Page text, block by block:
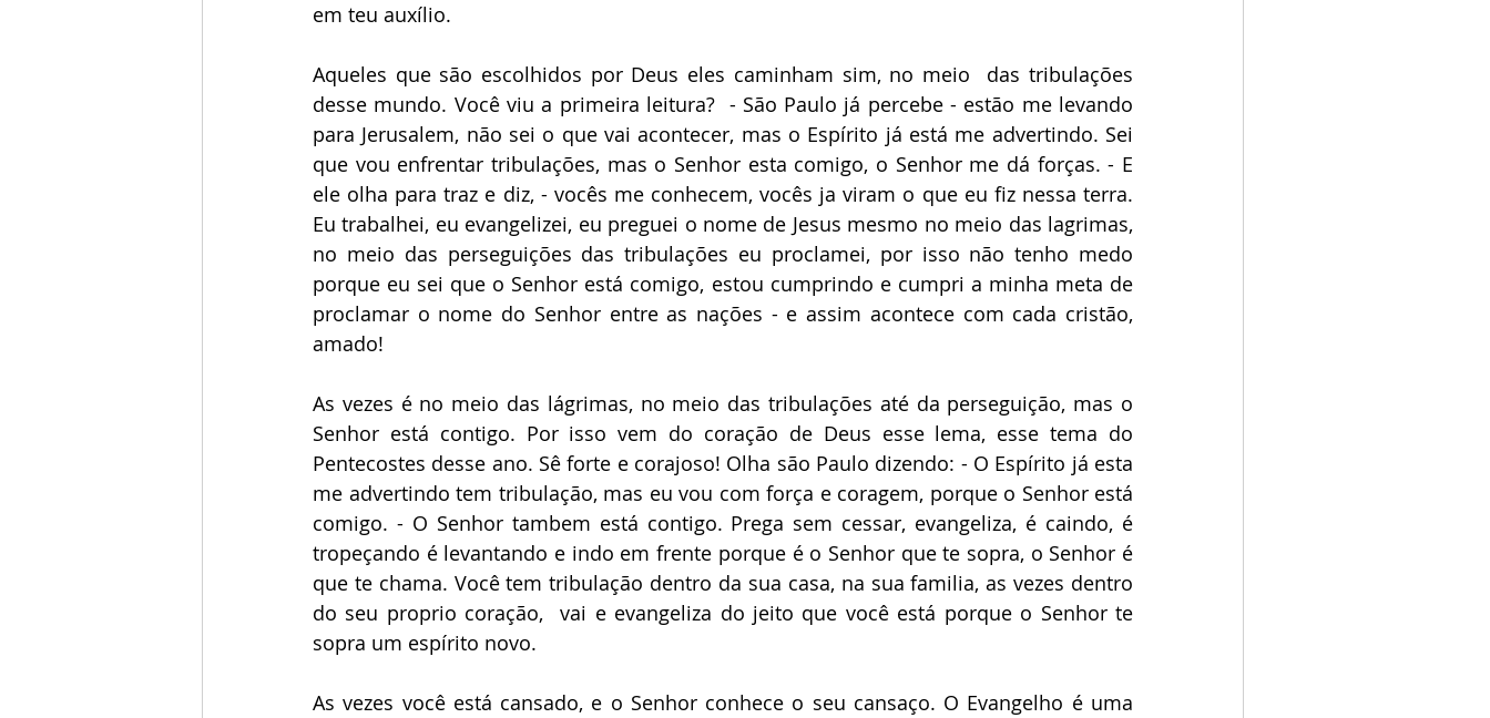
em teu auxílio.
Aqueles que são escolhidos por Deus eles caminham sim, no meio  das tribulações
desse mundo. Você viu a primeira leitura?  - São Paulo já percebe - estão me levando
para Jerusalem, não sei o que vai acontecer, mas o Espírito já está me advertindo. Sei
que vou enfrentar tribulações, mas o Senhor esta comigo, o Senhor me dá forças. - E
ele olha para traz e diz, - vocês me conhecem, vocês ja viram o que eu fiz nessa terra.
Eu trabalhei, eu evangelizei, eu preguei o nome de Jesus mesmo no meio das lagrimas,
no meio das perseguições das tribulações eu proclamei, por isso não tenho medo
porque eu sei que o Senhor está comigo, estou cumprindo e cumpri a minha meta de
proclamar o nome do Senhor entre as nações - e assim acontece com cada cristão,
amado!
As vezes é no meio das lágrimas, no meio das tribulações até da perseguição, mas o
Senhor está contigo. Por isso vem do coração de Deus esse lema, esse tema do
Pentecostes desse ano. Sê forte e corajoso! Olha são Paulo dizendo: - O Espírito já esta
me advertindo tem tribulação, mas eu vou com força e coragem, porque o Senhor está
comigo. - O Senhor tambem está contigo. Prega sem cessar, evangeliza, é caindo, é
tropeçando é levantando e indo em frente porque é o Senhor que te sopra, o Senhor é
que te chama. Você tem tribulação dentro da sua casa, na sua familia, as vezes dentro
do seu proprio coração,  vai e evangeliza do jeito que você está porque o Senhor te
sopra um espírito novo.
As vezes você está cansado, e o Senhor conhece o seu cansaço. O Evangelho é uma